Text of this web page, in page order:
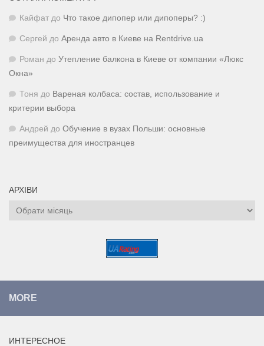
Кайфат до Что такое дипопер или дипоперы? :)
Сергей до Аренда авто в Киеве на Rentdrive.ua
Роман до Утепление балкона в Киеве от компании «Люкс
Окна»
Тоня до Вареная колбаса: состав, использование и
критерии выбора
Андрей до Обучение в вузах Польши: основные
преимущества для иностранцев
АРХІВИ
Архіви
MORE
ИНТЕРЕСНОЕ